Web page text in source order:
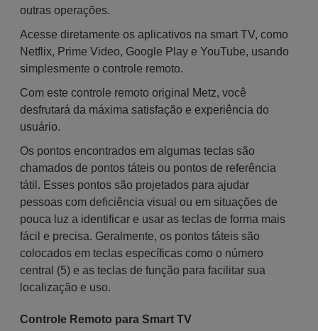
outras operações.
Acesse diretamente os aplicativos na smart TV, como
Netflix, Prime Video, Google Play e YouTube, usando
simplesmente o controle remoto.
Com este controle remoto original Metz, você
desfrutará da máxima satisfação e experiência do
usuário.
Os pontos encontrados em algumas teclas são
chamados de pontos táteis ou pontos de referência
tátil. Esses pontos são projetados para ajudar
pessoas com deficiência visual ou em situações de
pouca luz a identificar e usar as teclas de forma mais
fácil e precisa. Geralmente, os pontos táteis são
colocados em teclas específicas como o número
central (5) e as teclas de função para facilitar sua
localização e uso.
Controle Remoto para Smart TV